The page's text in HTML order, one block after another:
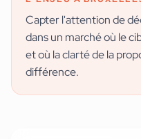
Capter l'attention de
dans un marché où le
et où la clarté de la
différence.